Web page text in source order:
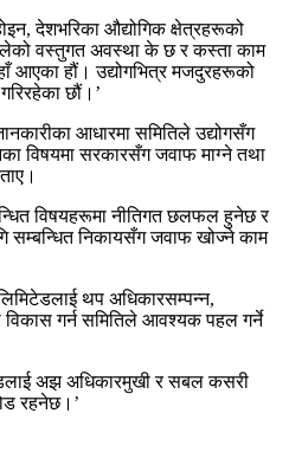
देशभरिका औद्योगिक क्षेत्रहरूको
वस्तुगत अवस्था के छ र कस्ता काम
आएका हौं। उद्योगभित्र मजदुरहरूको
छौं।’
आधारमा समितिले उद्योगसँग
विषयमा सरकारसँग जवाफ माग्ने तथा
विषयहरूमा नीतिगत छलफल हुनेछ र
सम्बन्धित निकायसँग जवाफ खोज्ने काम
थप अधिकारसम्पन्न,
विकास गर्न समितिले आवश्यक पहल गर्ने
अझ अधिकारमुखी र सबल कसरी
रहनेछ।’